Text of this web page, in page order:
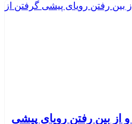
بین رفتن رویای پیشی